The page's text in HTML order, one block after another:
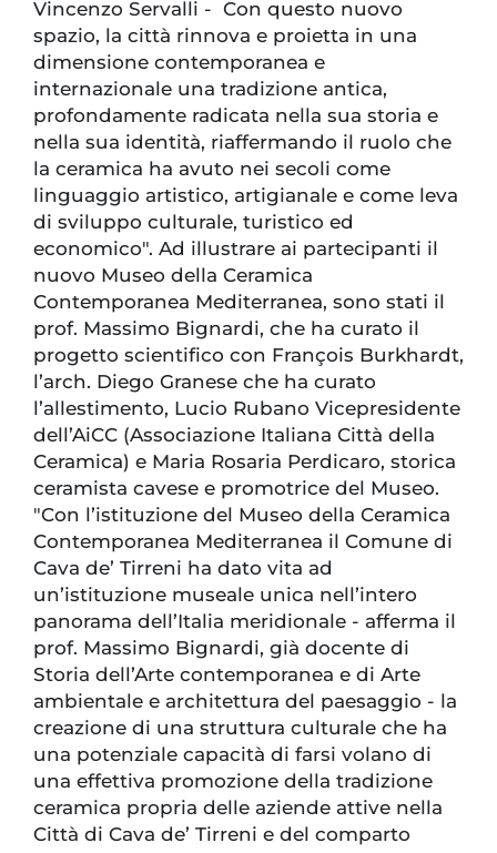
Vincenzo Servalli - Con questo nuovo
spazio, la città rinnova e proietta in una
dimensione contemporanea e
internazionale una tradizione antica,
profondamente radicata nella sua storia e
nella sua identità, riaffermando il ruolo che
la ceramica ha avuto nei secoli come
linguaggio artistico, artigianale e come leva
di sviluppo culturale, turistico ed
economico". Ad illustrare ai partecipanti il
nuovo Museo della Ceramica
Contemporanea Mediterranea, sono stati il
prof. Massimo Bignardi, che ha curato il
progetto scientifico con François Burkhardt,
l’arch. Diego Granese che ha curato
l’allestimento, Lucio Rubano Vicepresidente
dell’AiCC (Associazione Italiana Città della
Ceramica) e Maria Rosaria Perdicaro, storica
ceramista cavese e promotrice del Museo.
"Con l’istituzione del Museo della Ceramica
Contemporanea Mediterranea il Comune di
Cava de’ Tirreni ha dato vita ad
un’istituzione museale unica nell’intero
panorama dell’Italia meridionale - afferma il
prof. Massimo Bignardi, già docente di
Storia dell’Arte contemporanea e di Arte
ambientale e architettura del paesaggio - la
creazione di una struttura culturale che ha
una potenziale capacità di farsi volano di
una effettiva promozione della tradizione
ceramica propria delle aziende attive nella
Città di Cava de’ Tirreni e del comparto